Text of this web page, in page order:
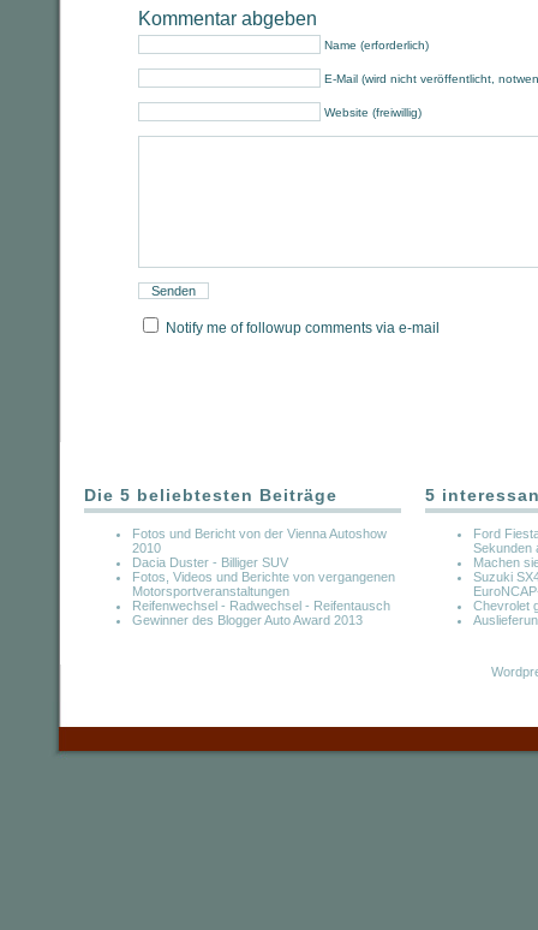
Kommentar abgeben
Name (erforderlich)
E-Mail (wird nicht veröffentlicht,
Website (freiwillig)
Notify me of followup comments via e-mail
Die 5 beliebtesten Beiträge
Fotos und Bericht von der Vienna Autoshow
2010
Dacia Duster - Billiger SUV
Fotos, Videos und Berichte von vergangenen
Motorsportveranstaltungen
Reifenwechsel - Radwechsel - Reifentausch
Gewinner des Blogger Auto Award 2013
5
Ford
Sekunden
Machen
Suzuki
Chevrolet